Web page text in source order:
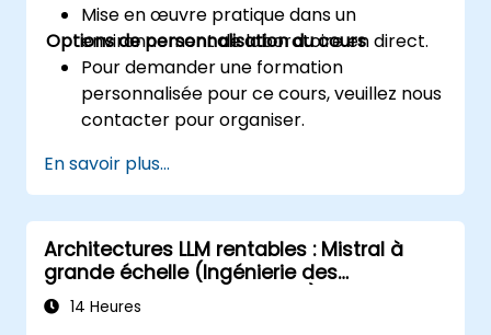
Mise en œuvre pratique dans un
environnement de laboratoire en direct.
Options de personnalisation du cours
Pour demander une formation
personnalisée pour ce cours, veuillez nous
contacter pour organiser.
En savoir plus...
Architectures LLM rentables : Mistral à
grande échelle (Ingénierie des
performances et des coûts)
14 Heures